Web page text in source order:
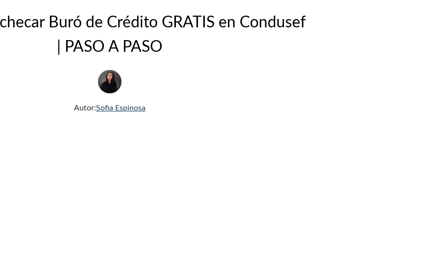
Buró de Crédito GRATIS en Condusef
| PASO A PASO
Autor:Sofia Espinosa